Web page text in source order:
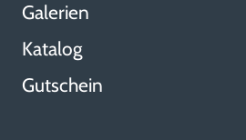
Galerien
Katalog
Gutschein